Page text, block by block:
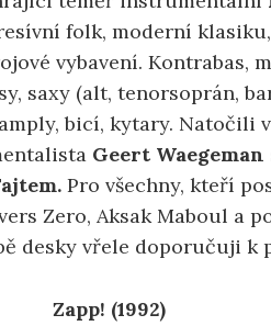
folk, moderní
vybavení. Kontrabas,
saxy (alt, tenorsoprán,
bicí, kytary. Natočili
Geert Waegeman
Pro všechny, kteří
Zero, Aksak Maboul a
desky vřele doporučuji k
Zapp! (1992)